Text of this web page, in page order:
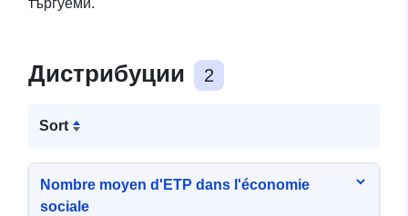
търгуеми.
Дистрибуции 2
Sort
Nombre moyen d'ETP dans l'économie
sociale